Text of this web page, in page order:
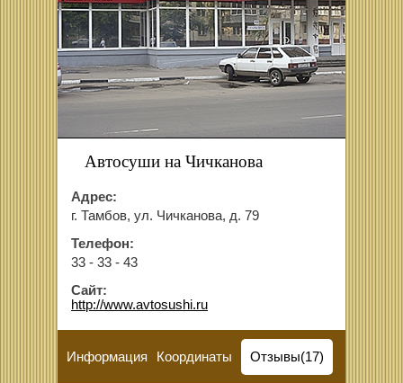
Автосуши на Чичканова
Адрес:
г. Тамбов, ул. Чичканова, д. 79
Телефон:
33 - 33 - 43
Сайт:
http://www.avtosushi.ru
Информация Координаты Отзывы(17)